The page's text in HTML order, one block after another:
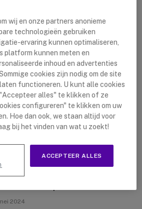
Sight: De Tafelcamera Voor
X-Space: Transformeer Je
2024
wij en onze partners anonieme
technologieën gebruiken
ervaring kunnen optimaliseren,
platform kunnen meten en
inhoud en advertenties
cookies zijn nodig om de site
functioneren. U kunt alle cookies
alles" te klikken of ze
configureren" te klikken om uw
Hoe dan ook, we staan altijd voor
bij het vinden van wat u zoekt!
ACCEPTEER ALLES